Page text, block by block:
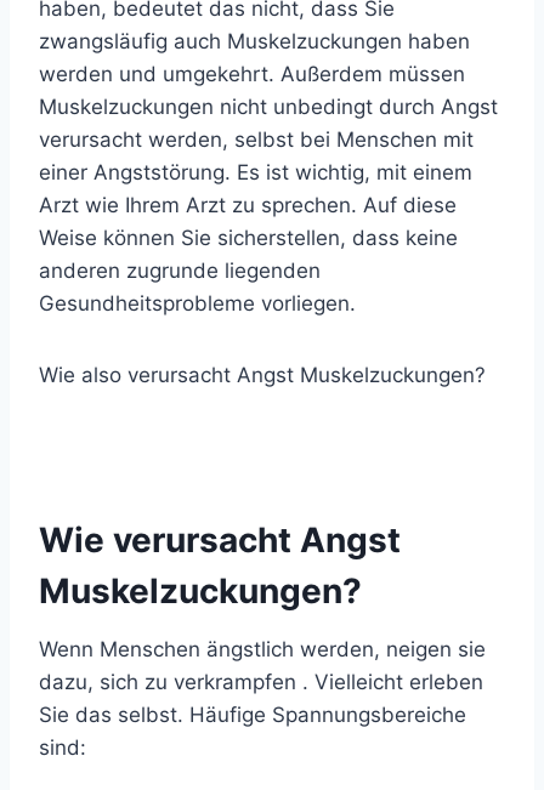
haben, bedeutet das nicht, dass Sie
zwangsläufig auch Muskelzuckungen haben
werden und umgekehrt. Außerdem müssen
Muskelzuckungen nicht unbedingt durch Angst
verursacht werden, selbst bei Menschen mit
einer Angststörung. Es ist wichtig, mit einem
Arzt wie Ihrem Arzt zu sprechen. Auf diese
Weise können Sie sicherstellen, dass keine
anderen zugrunde liegenden
Gesundheitsprobleme vorliegen.
Wie also verursacht Angst Muskelzuckungen?
Wie verursacht Angst
Muskelzuckungen?
Wenn Menschen ängstlich werden, neigen sie
dazu, sich zu verkrampfen . Vielleicht erleben
Sie das selbst. Häufige Spannungsbereiche
sind: